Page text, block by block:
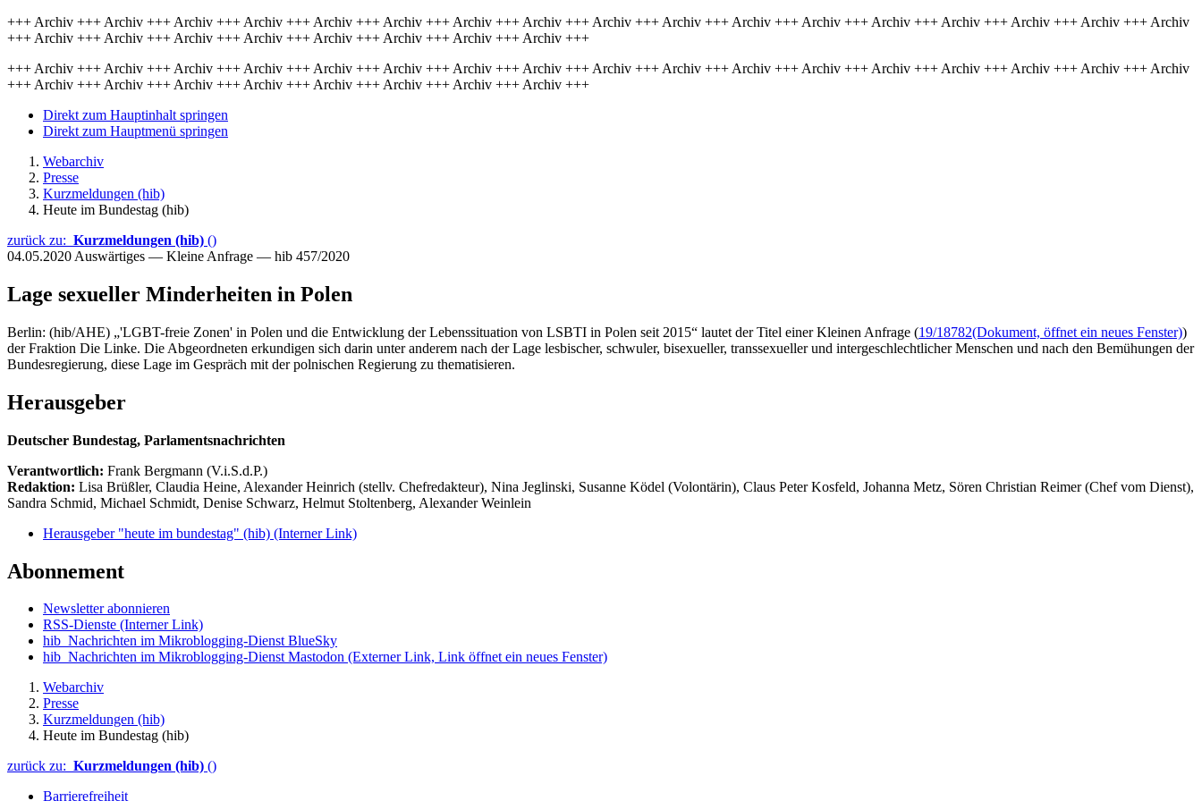
+++ Archiv +++ Archiv +++ Archiv +++ Archiv +++ Archiv +++ Archiv +++ Archiv +++ Archiv +++ Archiv +++ Archiv +++ Archiv +++ Archiv +++ Archiv +++ Archiv +++ Archiv +++ Archiv +++ Archiv
+++ Archiv +++ Archiv +++ Archiv +++ Archiv +++ Archiv +++ Archiv +++ Archiv +++ Archiv +++
+++ Archiv +++ Archiv +++ Archiv +++ Archiv +++ Archiv +++ Archiv +++ Archiv +++ Archiv +++ Archiv +++ Archiv +++ Archiv +++ Archiv +++ Archiv +++ Archiv +++ Archiv +++ Archiv +++ Archiv
+++ Archiv +++ Archiv +++ Archiv +++ Archiv +++ Archiv +++ Archiv +++ Archiv +++ Archiv +++
Direkt zum Hauptinhalt springen
Direkt zum Hauptmenü springen
Webarchiv
Presse
Kurzmeldungen (hib)
Heute im Bundestag (hib)
zurück zu: Kurzmeldungen (hib) ()
04.05.2020 Auswärtiges — Kleine Anfrage — hib 457/2020
Lage sexueller Minderheiten in Polen
Berlin: (hib/AHE) „'LGBT-freie Zonen' in Polen und die Entwicklung der Lebenssituation von LSBTI in Polen seit 2015“ lautet der Titel einer Kleinen Anfrage (19/18782(Dokument, öffnet ein neues Fenster))
der Fraktion Die Linke. Die Abgeordneten erkundigen sich darin unter anderem nach der Lage lesbischer, schwuler, bisexueller, transsexueller und intergeschlechtlicher Menschen und nach den Bemühungen der
Bundesregierung, diese Lage im Gespräch mit der polnischen Regierung zu thematisieren.
Herausgeber
Deutscher Bundestag, Parlamentsnachrichten
Verantwortlich: Frank Bergmann (V.i.S.d.P.)
Redaktion: Lisa Brüßler, Claudia Heine, Alexander Heinrich (stellv. Chefredakteur), Nina Jeglinski, Susanne Ködel (Volontärin), Claus Peter Kosfeld, Johanna Metz, Sören Christian Reimer (Chef vom Dienst),
Sandra Schmid, Michael Schmidt, Denise Schwarz, Helmut Stoltenberg, Alexander Weinlein
Herausgeber "heute im bundestag" (hib) (Interner Link)
Abonnement
Newsletter abonnieren
RSS-Dienste (Interner Link)
hib_Nachrichten im Mikroblogging-Dienst BlueSky
hib_Nachrichten im Mikroblogging-Dienst Mastodon (Externer Link, Link öffnet ein neues Fenster)
Webarchiv
Presse
Kurzmeldungen (hib)
Heute im Bundestag (hib)
zurück zu: Kurzmeldungen (hib) ()
Barrierefreiheit